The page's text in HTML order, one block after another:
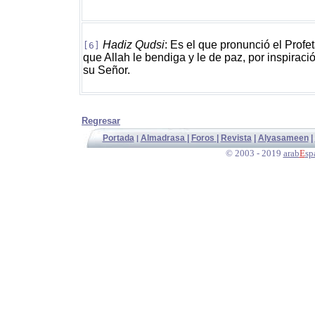
[6] Hadiz Qudsi: Es el que pronunció el
que Allah le bendiga y le de paz, por
su Señor.
Regresar
Portada | Almadrasa Foros Revista Alyasameen|
© 2003 - 2019 arabE